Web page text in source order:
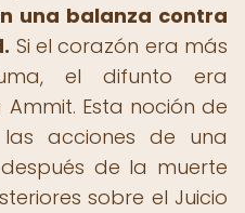
una balanza contra
Si el corazón era más
el difunto era
Esta noción de
acciones de una
de la muerte
sobre el Juicio